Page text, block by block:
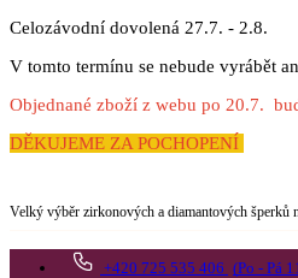
Celozávodní dovolená 27.7. - 2.8.
V tomto termínu se nebude vyrábět
Objednané zboží z webu po 20.7.
DĚKUJEME ZA POCHOPENÍ
Velký výběr zirkonových a diamantových šperků
+420 725 535 406 (Po - Pá